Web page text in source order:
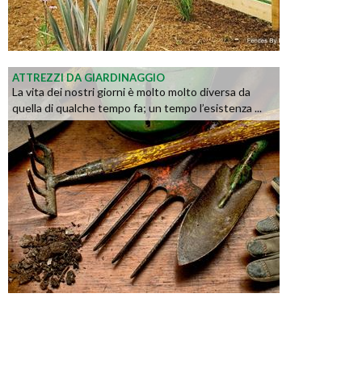
ATTREZZI DA GIARDINAGGIO
La vita dei nostri giorni è molto molto diversa da
quella di qualche tempo fa; un tempo l’esistenza ...